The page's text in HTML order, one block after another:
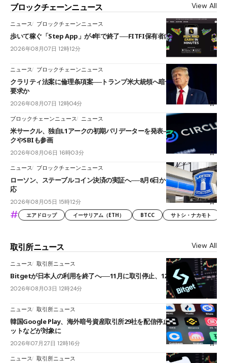
ブロックチェーンニュース View All
ニュース ブロックチェーンニュース
歩いて稼ぐ「Step App」が4年で終了──FITFI保有者に対応呼びかけ
2026年08月07日 12時12分
ニュース ブロックチェーンニュース
クラリティ法案に倫理条項案──トランプ米大統領へ暗号資産事業の売却
要求か
2026年08月07日 12時04分
ブロックチェーンニュース ニュース
米サークル、独自L1アークの初期バリデーターを発表――ブラックロッ
クやSBIも参画
2026年08月06日 16時03分
ニュース ブロックチェーンニュース
ローソン、ステーブルコイン決済の実証へ──8月6日からJPYCやUSDC対
応
2026年08月05日 15時12分
# エアドロップ イーサリアム（ETH） BTCC サトシ・ナカモト
取引所ニュース View All
ニュース 取引所ニュース
Bitgetが日本人の利用を終了へ──11月に取引停止、12月末に強制決済
2026年08月03日 12時24分
ニュース 取引所ニュース
韓国Google Play、海外暗号資産取引所29社を配信停止──OKXやバイビ
ットなどが対象に
2026年07月27日 12時16分
ニュース 取引所ニュース